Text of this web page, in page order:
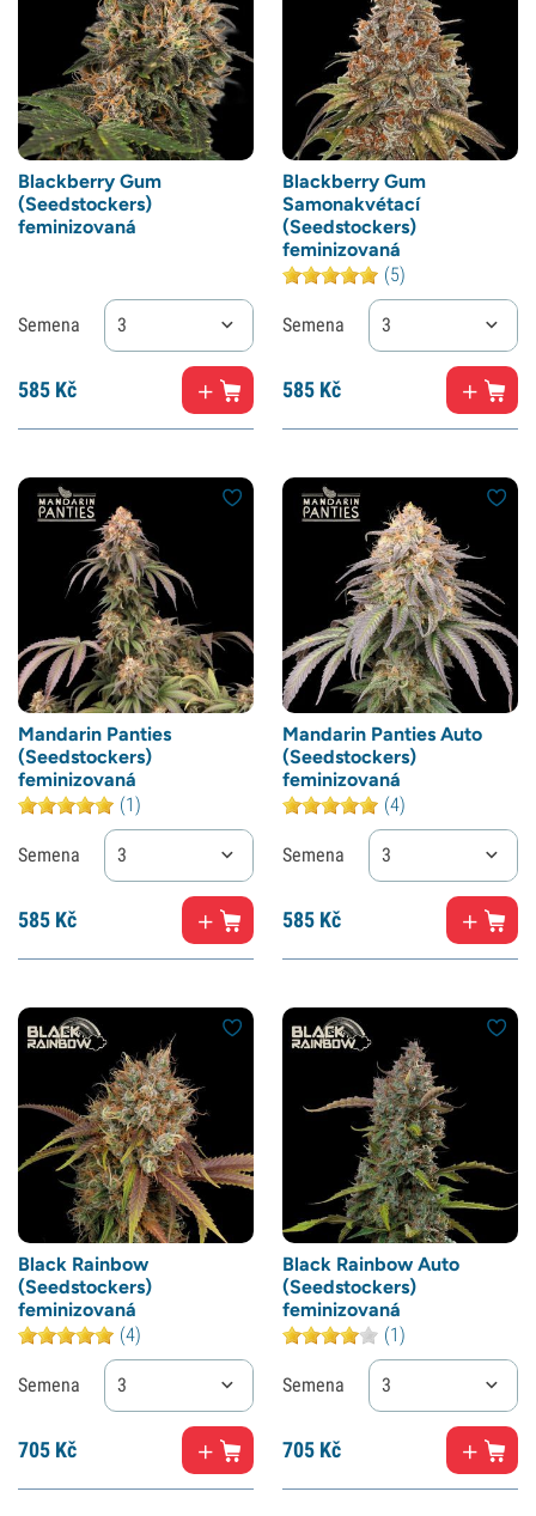
Blackberry Gum
(Seedstockers)
feminizovaná
Semena 3
585 Kč
Blackberry Gum
Samonakvétací
(Seedstockers)
feminizovaná
(5)
Semena 3
585 Kč
Mandarin Panties
(Seedstockers)
feminizovaná
(1)
Semena 3
585 Kč
Mandarin Panties Auto
(Seedstockers)
feminizovaná
(4)
Semena 3
585 Kč
Black Rainbow
(Seedstockers)
feminizovaná
(4)
Semena 3
705 Kč
Black Rainbow Auto
(Seedstockers)
feminizovaná
(1)
Semena 3
705 Kč